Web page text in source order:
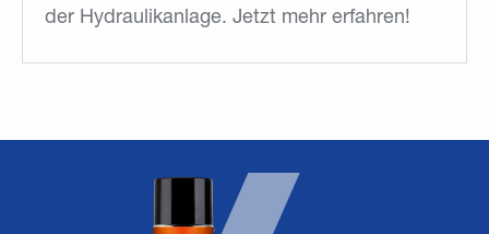
der Hydraulikanlage. Jetzt mehr erfahren!